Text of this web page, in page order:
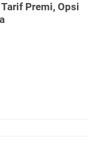
Premi, Opsi